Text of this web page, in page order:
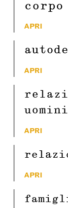
corpo
APRI
APRI
uomini
APRI
APRI